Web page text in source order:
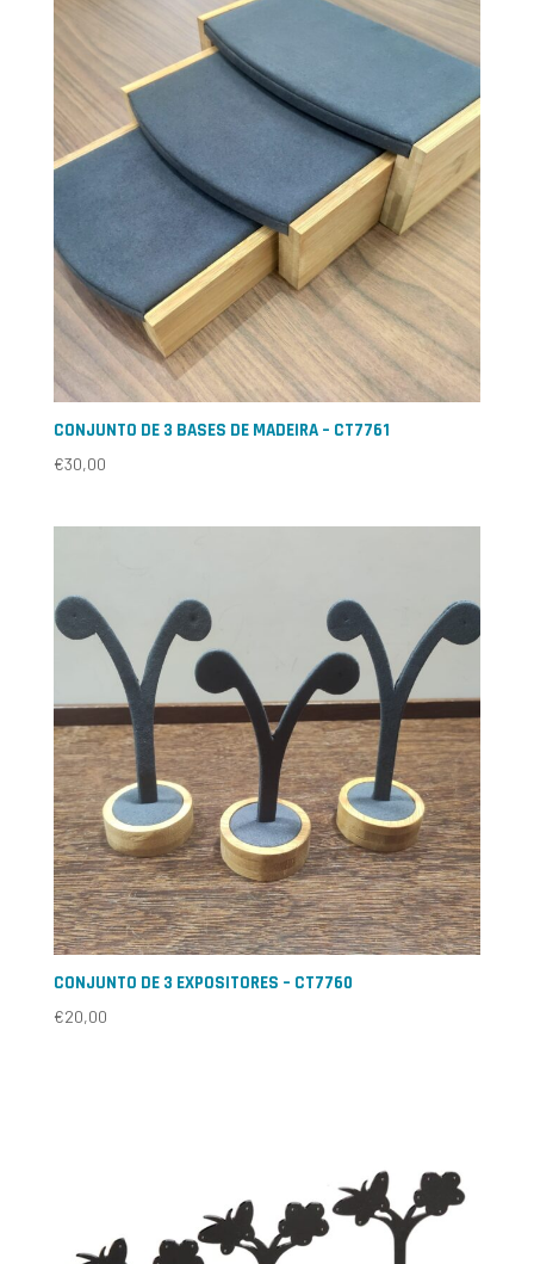
CONJUNTO DE 3 BASES DE MADEIRA – CT7761
€30,00
CONJUNTO DE 3 EXPOSITORES – CT7760
€20,00